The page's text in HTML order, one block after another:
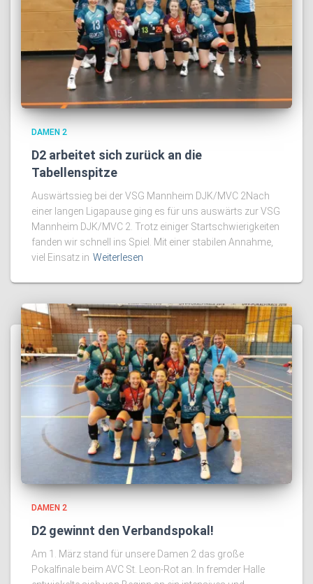
DAMEN 2
D2 arbeitet sich zurück an die
Tabellenspitze
Auswärtssieg bei der VSG Mannheim DJK/MVC 2Nach
einer langen Ligapause ging es für uns auswärts zur VSG
Mannheim DJK/MVC 2. Trotz einiger Startschwierigkeiten
fanden wir schnell ins Spiel. Mit einer stabilen Annahme,
viel Einsatz in Weiterlesen
DAMEN 2
D2 gewinnt den Verbandspokal!
Am 1. März stand für unsere Damen 2 das große
Pokalfinale beim AVC St. Leon-Rot an. In fremder Halle